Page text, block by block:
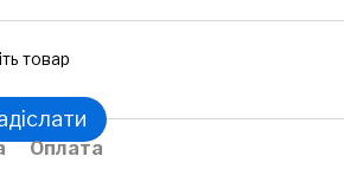
товар
Оплата